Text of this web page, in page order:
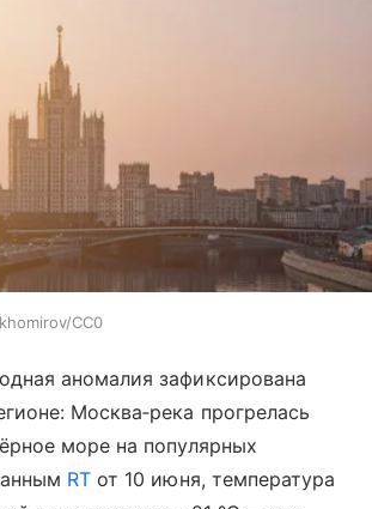
CC0
аномалия зафиксирована
Москва‑река прогрелась
море на популярных
RT от 10 июня, температура